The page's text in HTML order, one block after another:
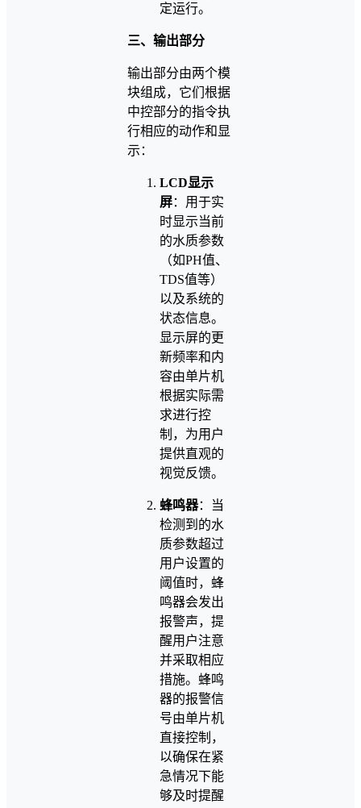
定运行。
三、输出部分
输出部分由两个模
块组成，它们根据
中控部分的指令执
行相应的动作和显
示：
LCD显示
屏：用于实
时显示当前
的水质参数
（如PH值、
TDS值等）
以及系统的
状态信息。
显示屏的更
新频率和内
容由单片机
根据实际需
求进行控
制，为用户
提供直观的
视觉反馈。
蜂鸣器：当
检测到的水
质参数超过
用户设置的
阈值时，蜂
鸣器会发出
报警声，提
醒用户注意
并采取相应
措施。蜂鸣
器的报警信
号由单片机
直接控制，
以确保在紧
急情况下能
够及时提醒